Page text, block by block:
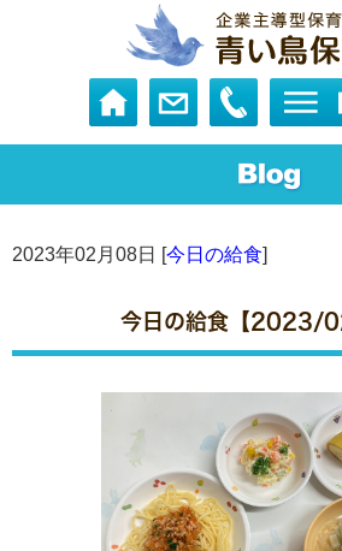
2023年02月08日 [今日の給食]
今日の給食【2023/